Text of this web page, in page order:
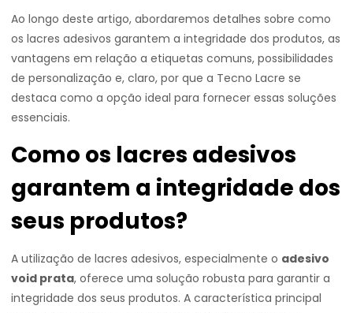
Ao longo deste artigo, abordaremos detalhes sobre como
os lacres adesivos garantem a integridade dos produtos, as
vantagens em relação a etiquetas comuns, possibilidades
de personalização e, claro, por que a Tecno Lacre se
destaca como a opção ideal para fornecer essas soluções
essenciais.
Como os lacres adesivos
garantem a integridade dos
seus produtos?
A utilização de lacres adesivos, especialmente o adesivo
void prata, oferece uma solução robusta para garantir a
integridade dos seus produtos. A característica principal